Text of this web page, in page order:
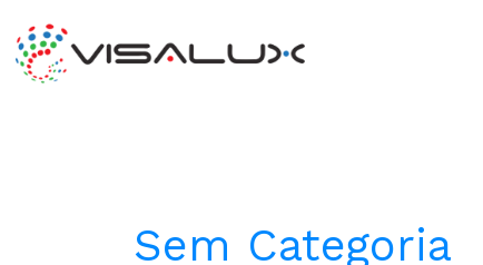
para
Sem Categoria